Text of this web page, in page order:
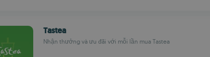
Tastea
Nhận thưởng và ưu đãi với mỗi lần mua Tastea